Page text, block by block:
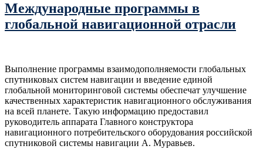
Международные программы в
глобальной навигационной отрасли
Выполнение программы взаимодополняемости глобальных
спутниковых систем навигации и введение единой
глобальной мониторинговой системы обеспечат улучшение
качественных характеристик навигационного обслуживания
на всей планете. Такую информацию предоставил
руководитель аппарата Главного конструктора
навигационного потребительского оборудования российской
спутниковой системы навигации А. Муравьев.